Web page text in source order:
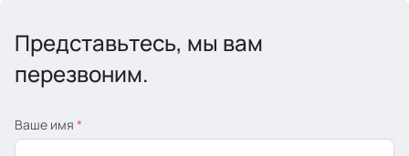
Представьтесь, мы вам
перезвоним.
Ваше имя *